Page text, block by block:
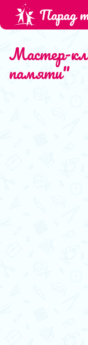
Парад
Мастер-
памяти"